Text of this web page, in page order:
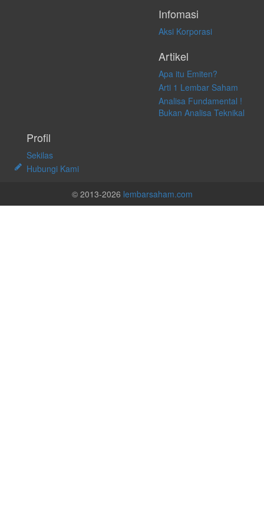
Infomasi
Aksi Korporasi
Artikel
Apa itu Emiten?
Arti 1 Lembar Saham
Analisa Fundamental !
Bukan Analisa Teknikal
Profil
Sekilas
Hubungi Kami
© 2013-2026 lembarsaham.com